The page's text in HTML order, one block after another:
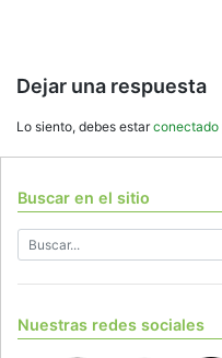
Dejar una respuesta
Lo siento, debes estarconectado
Buscar en el sitio
Nuestras redes sociales